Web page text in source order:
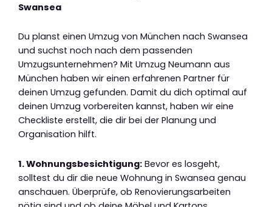
Swansea
Du planst einen Umzug von München nach Swansea
und suchst noch nach dem passenden
Umzugsunternehmen? Mit Umzug Neumann aus
München haben wir einen erfahrenen Partner für
deinen Umzug gefunden. Damit du dich optimal auf
deinen Umzug vorbereiten kannst, haben wir eine
Checkliste erstellt, die dir bei der Planung und
Organisation hilft.
1. Wohnungsbesichtigung: Bevor es losgeht,
solltest du dir die neue Wohnung in Swansea genau
anschauen. Überprüfe, ob Renovierungsarbeiten